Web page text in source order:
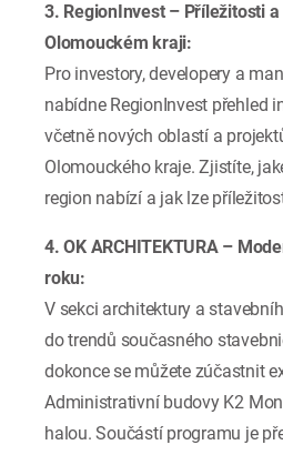
3. RegionInvest – Příležitosti
Olomouckém kraji:
Pro investory, developery a
nabídne RegionInvest přehled
včetně nových oblastí a
Olomouckého kraje. Zjistíte,
region nabízí a jak lze
4. OK ARCHITEKTURA –
roku:
V sekci architektury a
do trendů současného
dokonce se můžete zúčastnit
Administrativní budovy K2
halou. Součástí programu je